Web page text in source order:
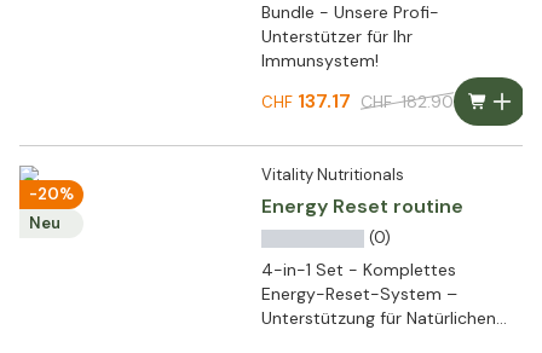
Bundle - Unsere Profi-
Unterstützer für Ihr
Immunsystem!
CHF 137.17 CHF 182.90
-20%
Neu
Vitality Nutritionals
Energy Reset routine
(0)
4-in-1 Set - Komplettes
Energy-Reset-System –
Unterstützung für Natürlichen